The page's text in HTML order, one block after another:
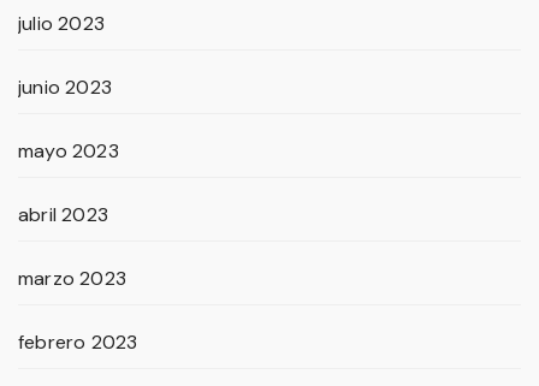
julio 2023
junio 2023
mayo 2023
abril 2023
marzo 2023
febrero 2023